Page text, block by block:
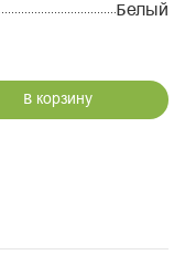
Белый
В корзину